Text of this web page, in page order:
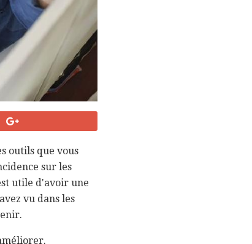
outils que vous
sur les
utile d'avoir une
vu dans les